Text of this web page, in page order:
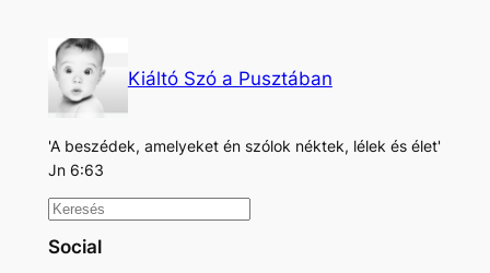
Kiáltó Szó a Pusztában
'A beszédek, amelyeket én szólok néktek, lélek és élet'
Jn 6:63
K
e
Social